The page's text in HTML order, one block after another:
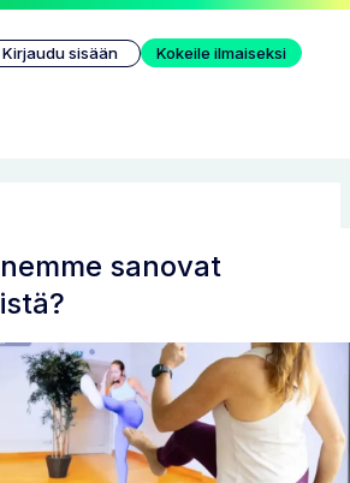
Kirjaudu sisään Kokeile ilmaiseksi
sanovat